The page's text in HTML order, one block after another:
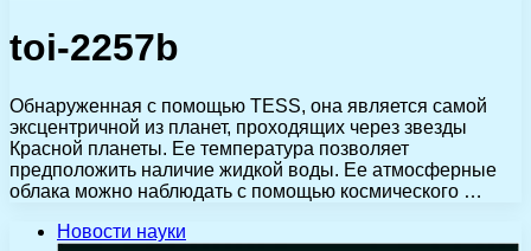
toi-2257b
Обнаруженная с помощью TESS, она является самой
эксцентричной из планет, проходящих через звезды
Красной планеты. Ее температура позволяет
предположить наличие жидкой воды. Ее атмосферные
облака можно наблюдать с помощью космического …
Новости науки